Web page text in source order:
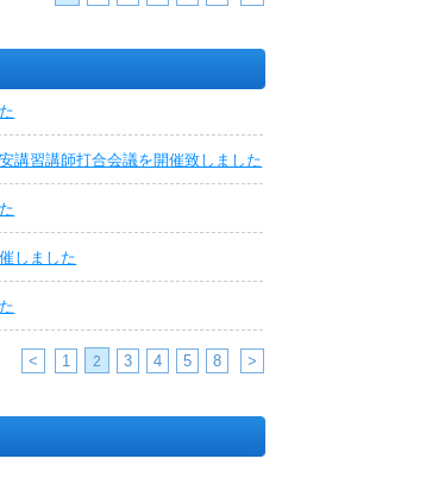
講習講師打合会議を開催致しました
しました
< 1 2 3 4 5 8 >